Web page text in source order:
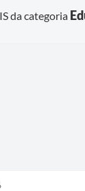
da categoria